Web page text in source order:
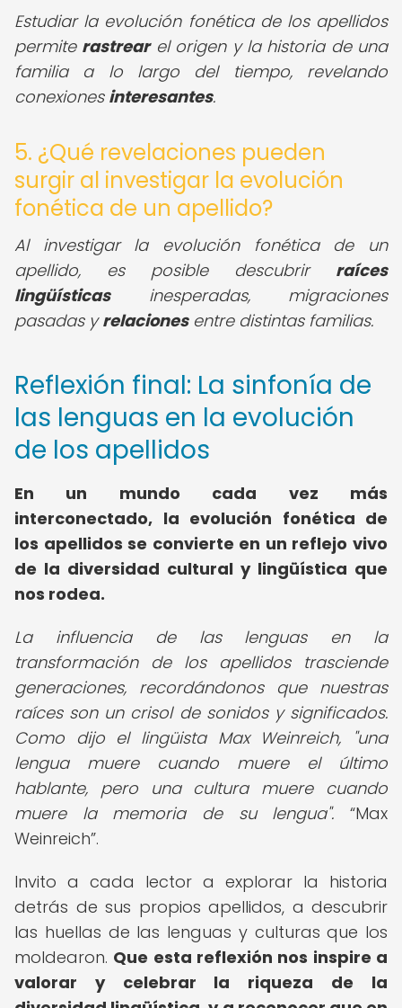
Estudiar la evolución fonética de los apellidos
permite rastrearel origen y la historia de una
familia a lo largo del tiempo, revelando
conexiones interesantes.
5. ¿Qué revelaciones pueden
surgir al investigar la evolución
fonética de un apellido?
Al investigar la evolución fonética de un
apellido, es posible descubrir raíces
lingüísticasinesperadas, migraciones
pasadas yrelacionesentre distintas familias.
Reflexión final: La sinfonía de
las lenguas en la evolución
de los apellidos
En un mundo cada vez más
interconectado, la evolución fonética de
los apellidos se convierte en un reflejo vivo
de la diversidad cultural y lingüística que
nos rodea.
La influencia de las lenguas en la
transformación de los apellidos trasciende
generaciones, recordándonos que nuestras
raíces son un crisol de sonidos y significados.
Como dijo el lingüista Max Weinreich, "una
lengua muere cuando muere el último
hablante, pero una cultura muere cuando
muere la memoria de su lengua".
Max
Weinreich .
Invito a cada lector a explorar la historia
detrás de sus propios apellidos, a descubrir
las huellas de las lenguas y culturas que los
moldearon. Que esta reflexión nos inspire a
valorar y celebrar la riqueza de la